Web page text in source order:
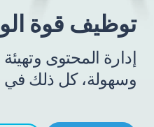
توظيف قوة
إدارة المحتوى
وسهولة، كل ذلك في